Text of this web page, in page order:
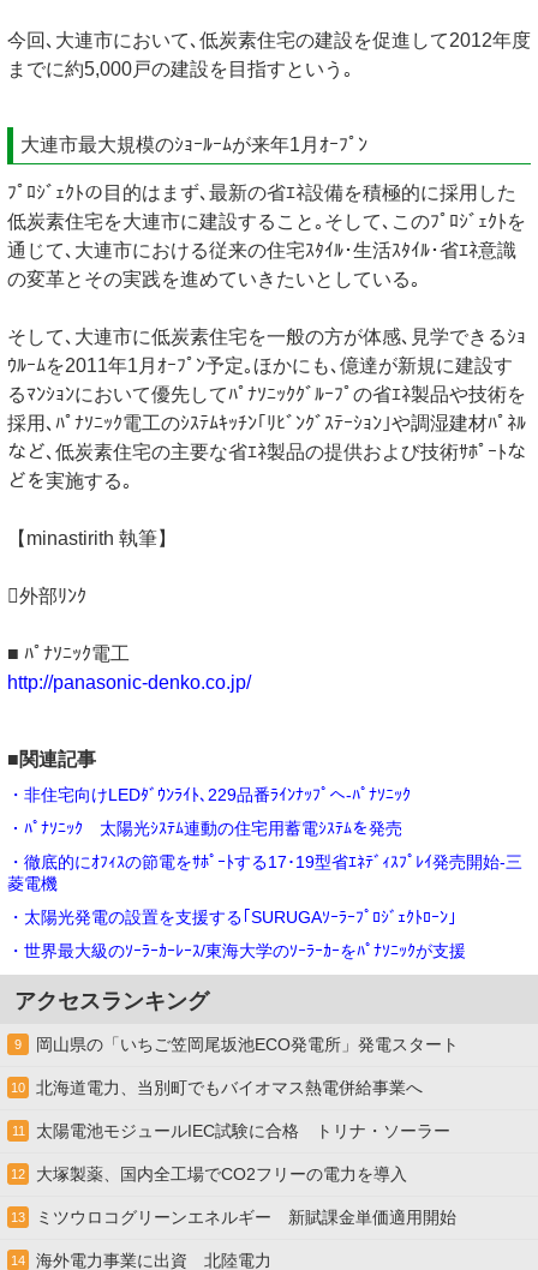
今回､大連市において､低炭素住宅の建設を促進して2012年度
までに約5,000戸の建設を目指すという｡
大連市最大規模のｼｮｰﾙｰﾑが来年1月ｵｰﾌﾟﾝ
ﾌﾟﾛｼﾞｪｸﾄの目的はまず､最新の省ｴﾈ設備を積極的に採用した
低炭素住宅を大連市に建設すること｡そして､このﾌﾟﾛｼﾞｪｸﾄを
通じて､大連市における従来の住宅ｽﾀｲﾙ･生活ｽﾀｲﾙ･省ｴﾈ意識
の変革とその実践を進めていきたいとしている｡
そして､大連市に低炭素住宅を一般の方が体感､見学できるｼｮ
ｳﾙｰﾑを2011年1月ｵｰﾌﾟﾝ予定｡ほかにも､億達が新規に建設す
るﾏﾝｼｮﾝにおいて優先してﾊﾟﾅｿﾆｯｸｸﾞﾙｰﾌﾟの省ｴﾈ製品や技術を
採用､ﾊﾟﾅｿﾆｯｸ電工のｼｽﾃﾑｷｯﾁﾝ｢ﾘﾋﾞﾝｸﾞｽﾃｰｼｮﾝ｣や調湿建材ﾊﾟﾈﾙ
など､低炭素住宅の主要な省ｴﾈ製品の提供および技術ｻﾎﾟｰﾄな
どを実施する｡
【minastirith 執筆】
外部ﾘﾝｸ
■ ﾊﾟﾅｿﾆｯｸ電工
http://panasonic-denko.co.jp/
■関連記事
・非住宅向けLEDﾀﾞｳﾝﾗｲﾄ､229品番ﾗｲﾝﾅｯﾌﾟへ-ﾊﾟﾅｿﾆｯｸ
・ﾊﾟﾅｿﾆｯｸ 太陽光ｼｽﾃﾑ連動の住宅用蓄電ｼｽﾃﾑを発売
・徹底的にｵﾌｨｽの節電をｻﾎﾟｰﾄする17･19型省ｴﾈﾃﾞｨｽﾌﾟﾚｲ発売開始-三
菱電機
・太陽光発電の設置を支援する｢SURUGAｿｰﾗｰﾌﾟﾛｼﾞｪｸﾄﾛｰﾝ｣
・世界最大級のｿｰﾗｰｶｰﾚｰｽ/東海大学のｿｰﾗｰｶｰをﾊﾟﾅｿﾆｯｸが支援
アクセスランキング
9 岡山県の「いちご笠岡尾坂池ECO発電所」発電スタート
10 北海道電力、当別町でもバイオマス熱電併給事業へ
11 太陽電池モジュールIEC試験に合格 トリナ・ソーラー
12 大塚製薬、国内全工場でCO2フリーの電力を導入
13 ミツウロコグリーンエネルギー 新賦課金単価適用開始
14 海外電力事業に出資 北陸電力